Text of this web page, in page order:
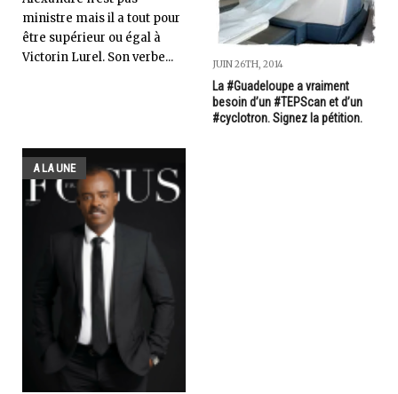
ministre mais il a tout pour
être supérieur ou égal à
Victorin Lurel. Son verbe...
JUIN 26TH, 2014
La #Guadeloupe a vraiment
besoin d’un #TEPScan et d’un
#cyclotron. Signez la pétition.
A LA UNE